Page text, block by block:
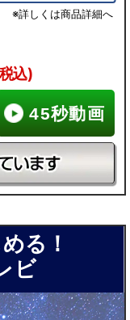
※詳しくは商品詳細へ
込)
45秒動画
る！
ビ